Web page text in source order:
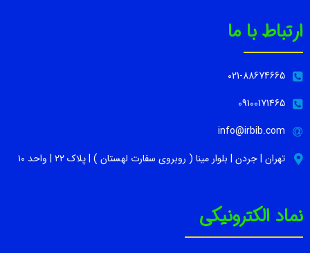
ارتباط با ما
021-88674665
09100171465
info@irbib.com
تهران | جردن | بلوار مینا ( روبروی سفارت لهستان ) | پلاک ۲۲ | واحد ۱۰
نماد الکترونیکی